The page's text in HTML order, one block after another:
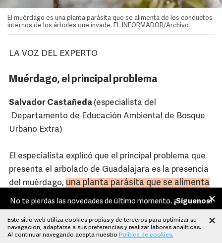
El muérdago es una planta parásita que se alimenta de los conductos
internos de los árboles que invade. EL INFORMADOR/Archivo
LA VOZ DEL EXPERTO
Muérdago, el principal problema
Salvador Castañeda (especialista del
Departamento de Educación Ambiental de Bosque
Urbano Extra)
El especialista explicó que el principal problema que
presenta el arbolado de Guadalajara es la presencia
del muérdago, una planta parásita que se alimenta
de los conductos internos .Dijo que el tiempo para
que un árbol se seque por completo es relativo, ya
que depende el grosor.
No te pierdas las novedades de último momento. ¡Síguenos!
FACEBOOK TWITTER
Este sitio web utiliza cookies propias y de terceros para optimizar su
navegacion, adaptarse a sus preferencias y realizar labores analiticas.
Al continuar navegando acepta nuestro Política de cookies.